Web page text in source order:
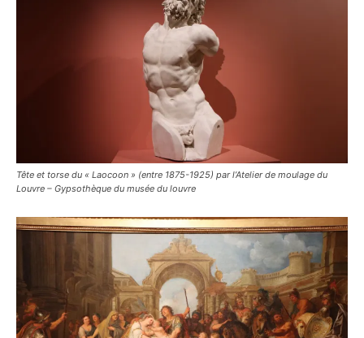
Tête et torse du « Laocoon » (entre 1875-1925) par l’Atelier de moulage du
Louvre – Gypsothèque du musée du louvre